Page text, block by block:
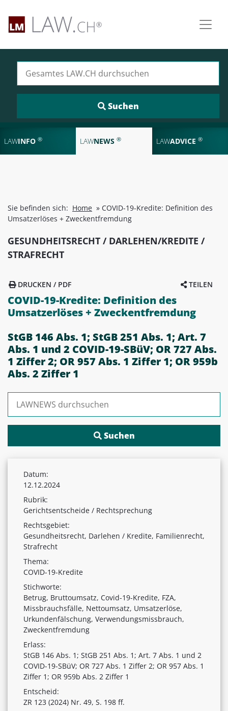
LAWINFO ® LAWNEWS ® LAWADVICE ®
Sie befinden sich: Home » COVID-19-Kredite: Definition des
Umsatzerlöses + Zweckentfremdung
GESUNDHEITSRECHT / DARLEHEN/KREDITE /
STRAFRECHT
TEILEN
DRUCKEN / PDF
COVID-19-Kredite: Definition des
Umsatzerlöses + Zweckentfremdung
StGB 146 Abs. 1; StGB 251 Abs. 1; Art. 7
Abs. 1 und 2 COVID-19-SBüV; OR 727 Abs.
1 Ziffer 2; OR 957 Abs. 1 Ziffer 1; OR 959b
Abs. 2 Ziffer 1
Datum:
12.12.2024
Rubrik:
Gerichtsentscheide / Rechtsprechung
Rechtsgebiet:
Gesundheitsrecht, Darlehen / Kredite, Familienrecht,
Strafrecht
Thema:
COVID-19-Kredite
Stichworte:
Betrug, Bruttoumsatz, Covid-19-Kredite, FZA,
Missbrauchsfälle, Nettoum­satz, Umsatzerlöse,
Urkundenfälschung, Verwendungsmissbrauch,
Zweckentfremdung
Erlass:
StGB 146 Abs. 1; StGB 251 Abs. 1; Art. 7 Abs. 1 und 2
COVID-19-SBüV; OR 727 Abs. 1 Ziffer 2; OR 957 Abs. 1
Ziffer 1; OR 959b Abs. 2 Ziffer 1
Entscheid:
ZR 123 (2024) Nr. 49, S. 198 ff.